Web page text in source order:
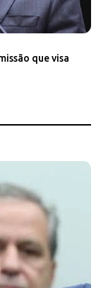
que visa